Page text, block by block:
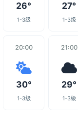
26°
1-3级
27°
1-3级
20:00
30°
1-3级
21:00
29°
1-3级